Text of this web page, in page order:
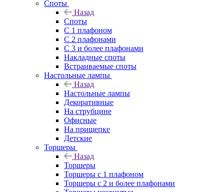
Споты
Назад
Споты
С 1 плафоном
С 2 плафонами
С 3 и более плафонами
Накладные споты
Встраиваемые споты
Настольные лампы
Назад
Настольные лампы
Декоративные
На струбцине
Офисные
На прищепке
Детские
Торшеры
Назад
Торшеры
Торшеры с 1 плафоном
Торшеры с 2 и более плафонами